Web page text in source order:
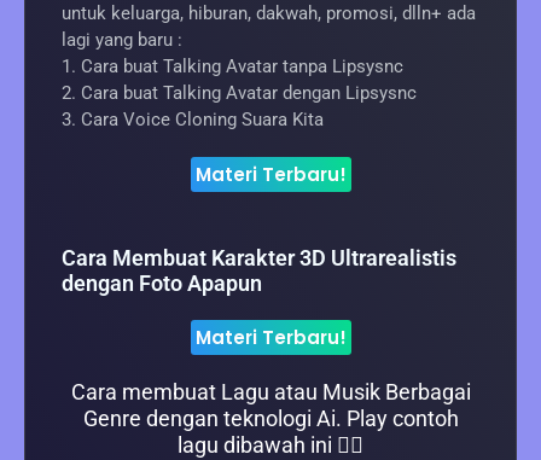
untuk keluarga, hiburan, dakwah, promosi, dlln+ ada
lagi yang baru :
1. Cara buat Talking Avatar tanpa Lipsysnc
2. Cara buat Talking Avatar dengan Lipsysnc
3. Cara Voice Cloning Suara Kita
Materi Terbaru!
Cara Membuat Karakter 3D Ultrarealistis
dengan Foto Apapun
Materi Terbaru!
Cara membuat Lagu atau Musik Berbagai
Genre dengan teknologi Ai. Play contoh
lagu dibawah ini 👇🏻